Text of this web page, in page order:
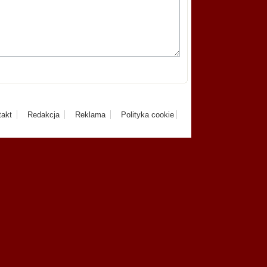
Redakcja Reklama Polityka cookie